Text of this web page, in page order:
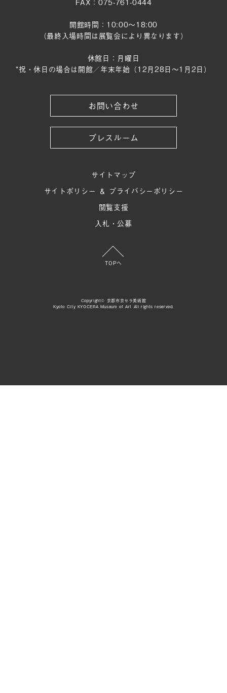
開館時間：10:00～18:00
（最終入場時間は展覧会により異なります）
休館日：月曜日
*祝・休日の場合は開館／年末年始（12月28日〜1月2日）
お問い合わせ
プレスルーム
サイトマップ
サイトポリシー ＆ プライバシーポリシー
閲覧支援
入札・公募
TOPへ
Copyright© 京都市京セラ美術館
Kyoto City KYOCERA Museum of Art All rights reserved.